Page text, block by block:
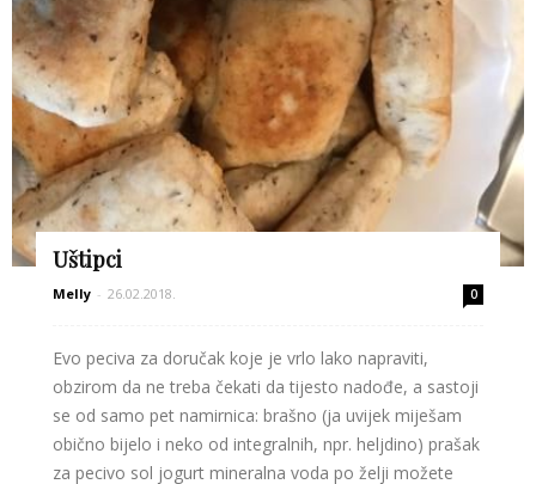
Uštipci
Melly - 26.02.2018. 0
Evo peciva za doručak koje je vrlo lako napraviti,
obzirom da ne treba čekati da tijesto nadođe, a sastoji
se od samo pet namirnica: brašno (ja uvijek miješam
obično bijelo i neko od integralnih, npr. heljdino) prašak
za pecivo sol jogurt mineralna voda po želji možete